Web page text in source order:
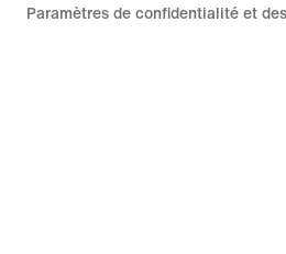
Paramètres de confidentialité et